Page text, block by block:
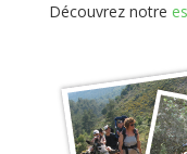
Découvrez notre